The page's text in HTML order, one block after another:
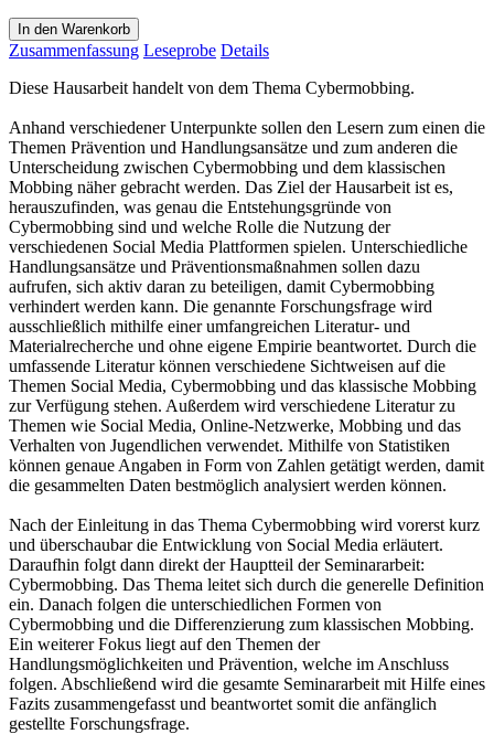
In den Warenkorb
Zusammenfassung Leseprobe Details
Diese Hausarbeit handelt von dem Thema Cybermobbing.
Anhand verschiedener Unterpunkte sollen den Lesern zum einen die
Themen Prävention und Handlungsansätze und zum anderen die
Unterscheidung zwischen Cybermobbing und dem klassischen
Mobbing näher gebracht werden. Das Ziel der Hausarbeit ist es,
herauszufinden, was genau die Entstehungsgründe von
Cybermobbing sind und welche Rolle die Nutzung der
verschiedenen Social Media Plattformen spielen. Unterschiedliche
Handlungsansätze und Präventionsmaßnahmen sollen dazu
aufrufen, sich aktiv daran zu beteiligen, damit Cybermobbing
verhindert werden kann. Die genannte Forschungsfrage wird
ausschließlich mithilfe einer umfangreichen Literatur- und
Materialrecherche und ohne eigene Empirie beantwortet. Durch die
umfassende Literatur können verschiedene Sichtweisen auf die
Themen Social Media, Cybermobbing und das klassische Mobbing
zur Verfügung stehen. Außerdem wird verschiedene Literatur zu
Themen wie Social Media, Online-Netzwerke, Mobbing und das
Verhalten von Jugendlichen verwendet. Mithilfe von Statistiken
können genaue Angaben in Form von Zahlen getätigt werden, damit
die gesammelten Daten bestmöglich analysiert werden können.
Nach der Einleitung in das Thema Cybermobbing wird vorerst kurz
und überschaubar die Entwicklung von Social Media erläutert.
Daraufhin folgt dann direkt der Hauptteil der Seminararbeit:
Cybermobbing. Das Thema leitet sich durch die generelle Definition
ein. Danach folgen die unterschiedlichen Formen von
Cybermobbing und die Differenzierung zum klassischen Mobbing.
Ein weiterer Fokus liegt auf den Themen der
Handlungsmöglichkeiten und Prävention, welche im Anschluss
folgen. Abschließend wird die gesamte Seminararbeit mit Hilfe eines
Fazits zusammengefasst und beantwortet somit die anfänglich
gestellte Forschungsfrage.